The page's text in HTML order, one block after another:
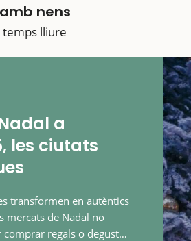
nens
temps lliure
a
les ciutats
transformen en autèntics
mercats de Nadal no
regals o degustar